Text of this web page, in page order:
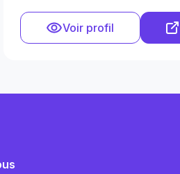
Voir profil